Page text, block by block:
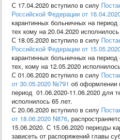
С 17.04.2020 вступило в силу
Российской Федерации от
карантинных больничных на
тех кому на 20.04.2020
С 18.05.2020 вступило в силу
Российской Федерации от
карантинных больничных на
тех, кому на 12.05.2020
С 01.06.2020 вступило в силу
от 30.05.2020 №791 об оформлении
период 01.06.2020-11.06.2020 для
исполнилось 65 лет.
С 20.06.2020 вступило в силу
от 18.06.2020 N876,
15.06.2020. С 15.06.2020 периоды
зависеть от распоряжений главы